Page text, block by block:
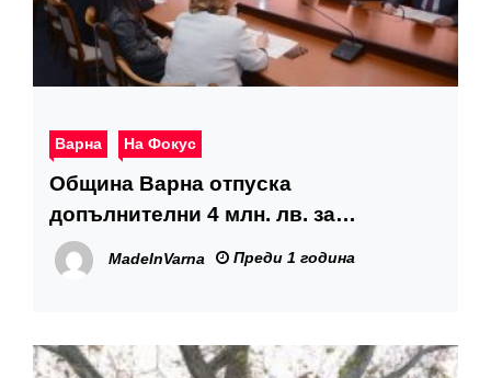
Варна На Фокус
Община Варна отпуска
допълнителни 4 млн. лв. за
служителите в градския транспорт
MadeInVarna Преди 1 година